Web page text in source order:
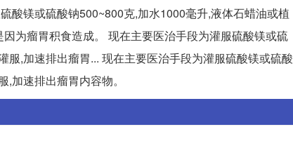
酸镁或硫酸钠500~800克,加水1000毫升,液体石蜡油或植
为瘤胃积食造成。 现在主要医治手段为灌服硫酸镁或硫
,加速排出瘤胃... 现在主要医治手段为灌服硫酸镁或硫酸
加速排出瘤胃内容物。